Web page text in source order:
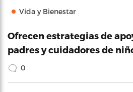
Vida y Bienestar
Ofrecen estrategias de
padres y cuidadores de
0